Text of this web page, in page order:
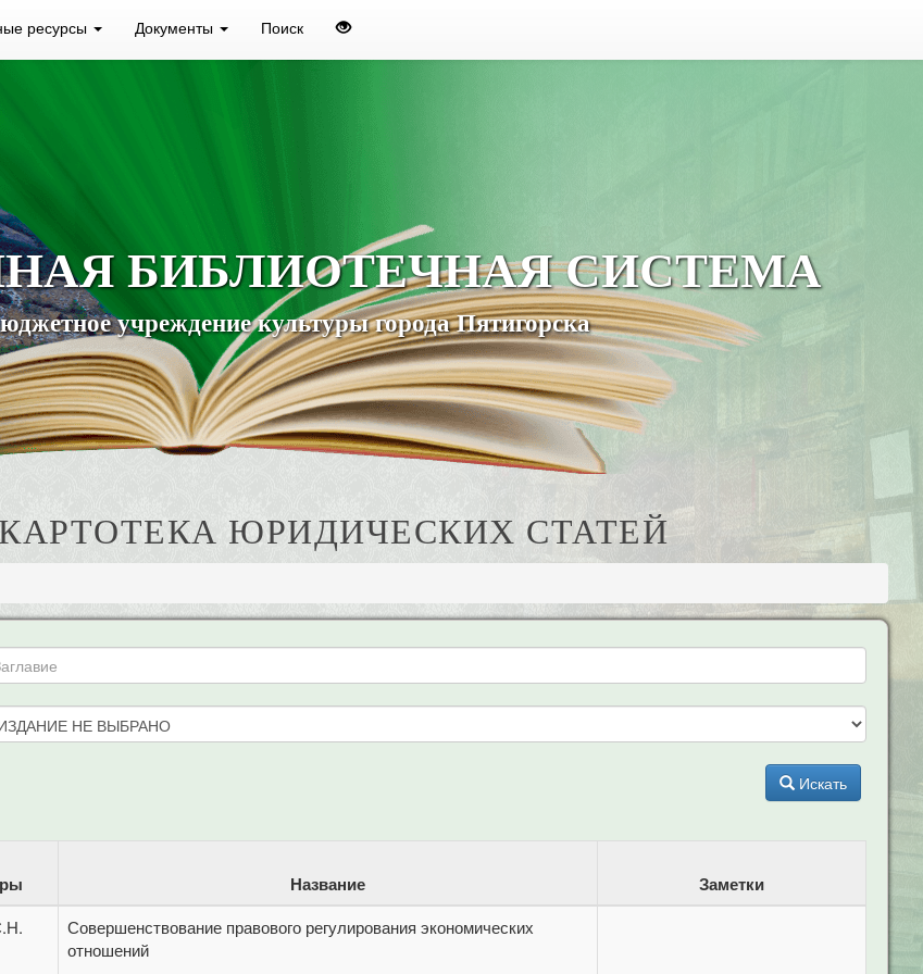
ресурсы Документы Поиск
БИБЛИОТЕЧНАЯ СИСТЕМА
учреждение культуры города Пятигорска
ЮРИДИЧЕСКИХ СТАТЕЙ
Искать
Название Заметки
Совершенствование правового регулирования экономических
отношений